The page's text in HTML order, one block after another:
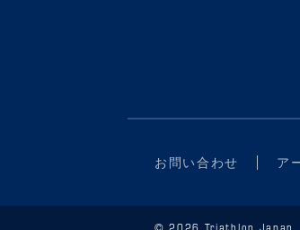
お問い合わせ ア